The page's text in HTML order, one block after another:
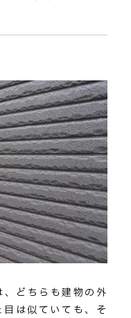
どちらも建物の外
は似ていても、そ